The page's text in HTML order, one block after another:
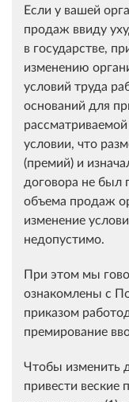
Если у вашей
продаж ввиду
в государстве,
изменению
условий труда
оснований для
условии, что
(премий) и
договора не был
объема продаж
изменение
недопустимо.
При этом мы
ознакомлены с
приказом
премирование
Чтобы изменить
привести веские